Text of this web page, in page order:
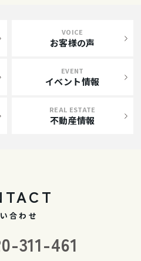
VOICE
お客様の声
EVENT
イベント情報
REAL ESTATE
不動産情報
合わせ
311-461